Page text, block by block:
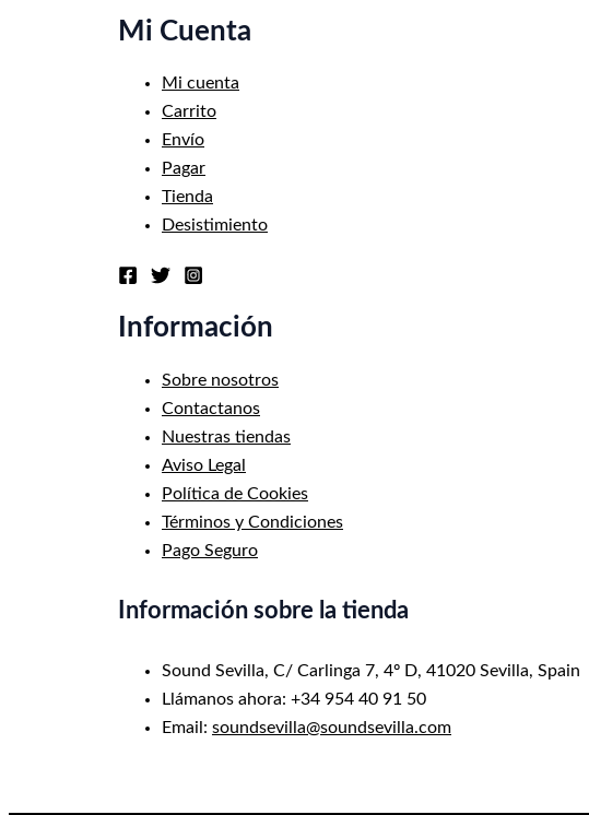
Mi Cuenta
Mi cuenta
Carrito
Envío
Pagar
Tienda
Desistimiento
Información
Sobre nosotros
Contactanos
Nuestras tiendas
Aviso Legal
Política de Cookies
Términos y Condiciones
Pago Seguro
Información sobre la tienda
Sound Sevilla, C/ Carlinga 7, 4º D, 41020 Sevilla, Spain
Llámanos ahora: +34 954 40 91 50
Email: soundsevilla@soundsevilla.com